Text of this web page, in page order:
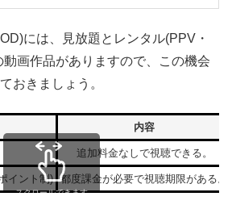
には、見放題とレンタル(PPV・
画作品がありますので、この機会
おきましょう。
内容
追加料金なしで視聴できる。
イント制) 都度課金が必要で視聴期限がある。
スクロールできます